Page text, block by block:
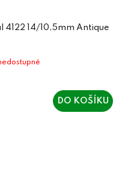
4122 14/10,5mm Antique
DO KOŠÍKU